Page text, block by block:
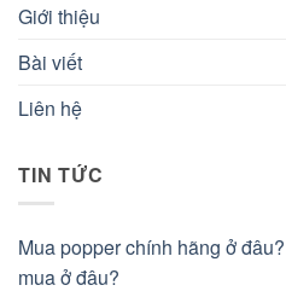
Giới thiệu
Bài viết
Liên hệ
TIN TỨC
Mua popper chính hãng ở
mua ở đâu?